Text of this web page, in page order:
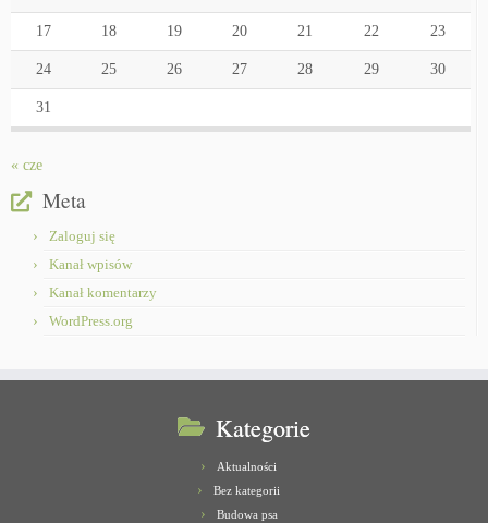
17 18 19 20 21 22 23
24 25 26 27 28 29 30
31
« cze
Meta
Zaloguj się
Kanał wpisów
Kanał komentarzy
WordPress.org
Kategorie
Aktualności
Bez kategorii
Budowa psa